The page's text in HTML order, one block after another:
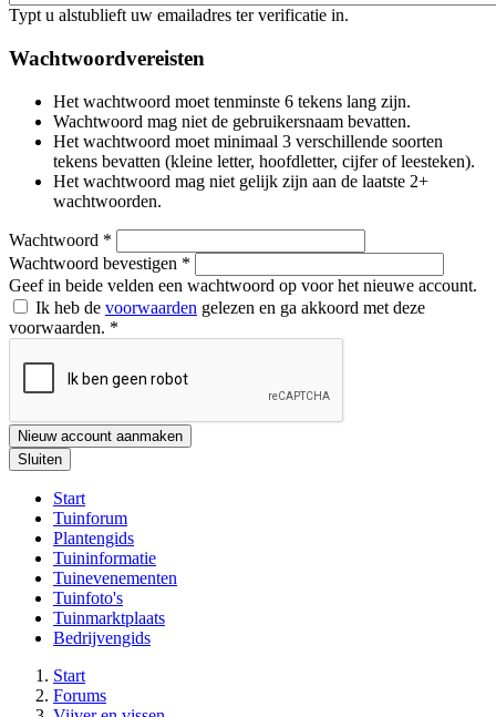
Typt u alstublieft uw emailadres ter verificatie in.
Wachtwoordvereisten
Het wachtwoord moet tenminste 6 tekens lang zijn.
Wachtwoord mag niet de gebruikersnaam bevatten.
Het wachtwoord moet minimaal 3 verschillende soorten
tekens bevatten (kleine letter, hoofdletter, cijfer of leesteken).
Het wachtwoord mag niet gelijk zijn aan de laatste 2+
wachtwoorden.
Wachtwoord *
Wachtwoord bevestigen *
Geef in beide velden een wachtwoord op voor het nieuwe account.
Ik heb de voorwaarden gelezen en ga akkoord met deze
voorwaarden. *
Nieuw account aanmaken
Sluiten
Start
Tuinforum
Plantengids
Tuininformatie
Tuinevenementen
Tuinfoto's
Tuinmarktplaats
Bedrijvengids
Start
Forums